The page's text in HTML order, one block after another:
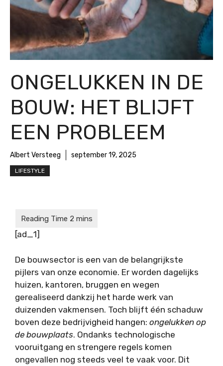
ONGELUKKEN IN DE
BOUW: HET BLIJFT
EEN PROBLEEM
Albert Versteeg september 19, 2025
LIFESTYLE
[ad_1]
De bouwsector is een van de belangrijkste
pijlers van onze economie. Er worden dagelijks
huizen, kantoren, bruggen en wegen
gerealiseerd dankzij het harde werk van
duizenden vakmensen. Toch blijft één schaduw
boven deze bedrijvigheid hangen: ongelukken op
de bouwplaats. Ondanks technologische
vooruitgang en strengere regels komen
ongevallen nog steeds veel te vaak voor. Dit